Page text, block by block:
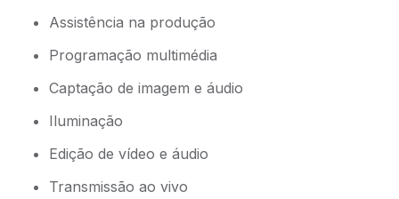
Assistência na produção
Programação multimédia
Captação de imagem e áudio
Iluminação
Edição de vídeo e áudio
Transmissão ao vivo